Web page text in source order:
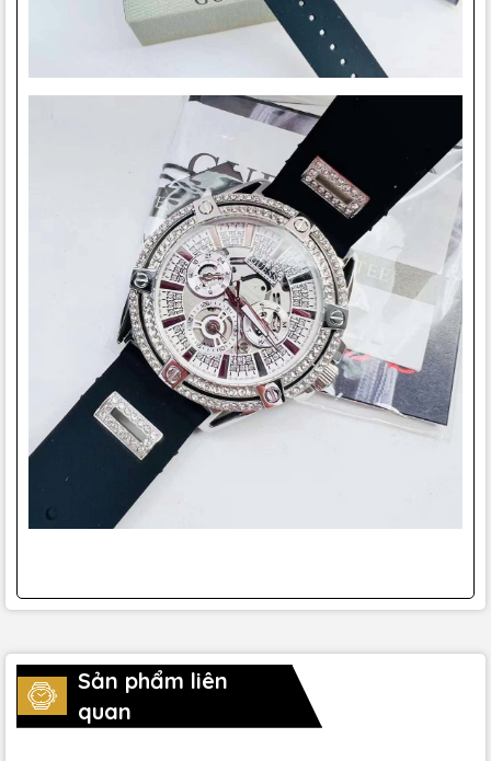
Sản phẩm liên
quan